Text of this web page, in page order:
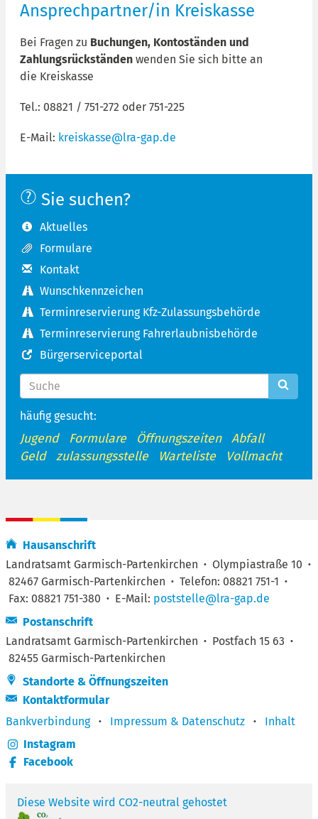
Ansprechpartner/in Kreiskasse
Bei Fragen zu Buchungen, Kontoständen und
Zahlungsrückständen wenden Sie sich bitte an
die Kreiskasse
Tel.: 08821 / 751-272 oder 751-225
E-Mail: kreiskasse@lra-gap.de
Sie suchen?
Aktuelles
Formulare
Kontakt
Wunschkennzeichen
Terminreservierung Kfz-Zulassungsbehörde
Terminreservierung Fahrerlaubnisbehörde
Bürgerserviceportal
häufig gesucht:
Jugend Formulare Öffnungszeiten
Abfall
Geld
zulassungsstelle Warteliste Vollmacht
Hausanschrift
Landratsamt Garmisch-Partenkirchen · Olympiastraße 10 ·
82467 Garmisch-Partenkirchen · Telefon: 08821 751-1 ·
Fax: 08821 751-380 · E-Mail: poststelle@lra-gap.de
Postanschrift
Landratsamt Garmisch-Partenkirchen · Postfach 15 63 ·
82455 Garmisch-Partenkirchen
Standorte & Öffnungszeiten
Kontaktformular
Bankverbindung
· Impressum & Datenschutz ·
Inhalt
Instagram
Facebook
Diese Website wird CO2-neutral gehostet